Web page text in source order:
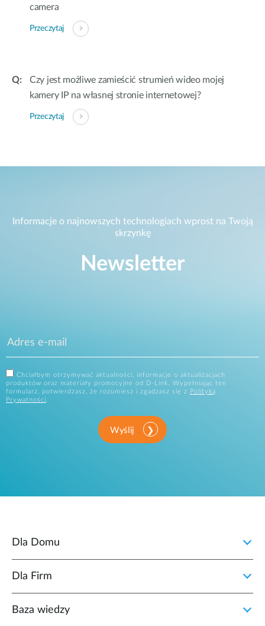
camera
Przeczytaj
Czy jest możliwe zamieścić strumień wideo mojej
kamery IP na własnej stronie internetowej?
Przeczytaj
Informacje o najnowszych technologiach wprost na Twoją
skrzynkę
Newsletter
Chciałbym otrzymywać aktualności, informacje o aktualizacjach
produktów oraz materiały promocyjne od D-Link. Wypełniając ten
formularz, potwierdzasz, że rozumiesz i zgadzasz się z
Polityką
Prywatności.
Wyślij
Dla Domu
Dla Firm
Baza wiedzy